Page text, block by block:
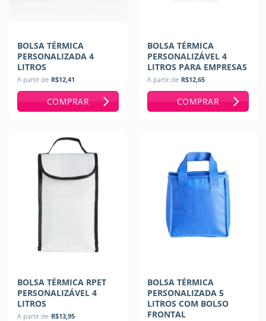
BOLSA TÉRMICA
PERSONALIZADA 4
LITROS
A partir de R$12,41
COMPRAR
BOLSA TÉRMICA
PERSONALIZÁVEL 4
LITROS PARA EMPRESAS
A partir de R$12,65
COMPRAR
BOLSA TÉRMICA RPET
PERSONALIZÁVEL 4
LITROS
A partir de R$13,95
BOLSA TÉRMICA
PERSONALIZADA 5
LITROS COM BOLSO
FRONTAL